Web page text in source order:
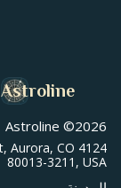
Damon Dash
مخطط
Eazy-E مخطط الولادة
Anthony Joshua
Astroline
Astroline ©2026
Aurora, CO
80013-3211, USA